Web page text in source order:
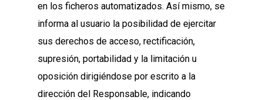
en los ficheros automatizados. Así mismo, se
informa al usuario la posibilidad de ejercitar
sus derechos de acceso, rectificación,
supresión, portabilidad y la limitación u
oposición dirigiéndose por escrito a la
dirección del Responsable, indicando